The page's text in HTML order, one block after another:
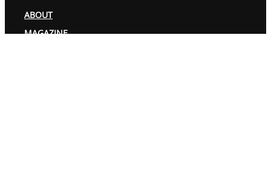
ABOUT
MAGAZINE